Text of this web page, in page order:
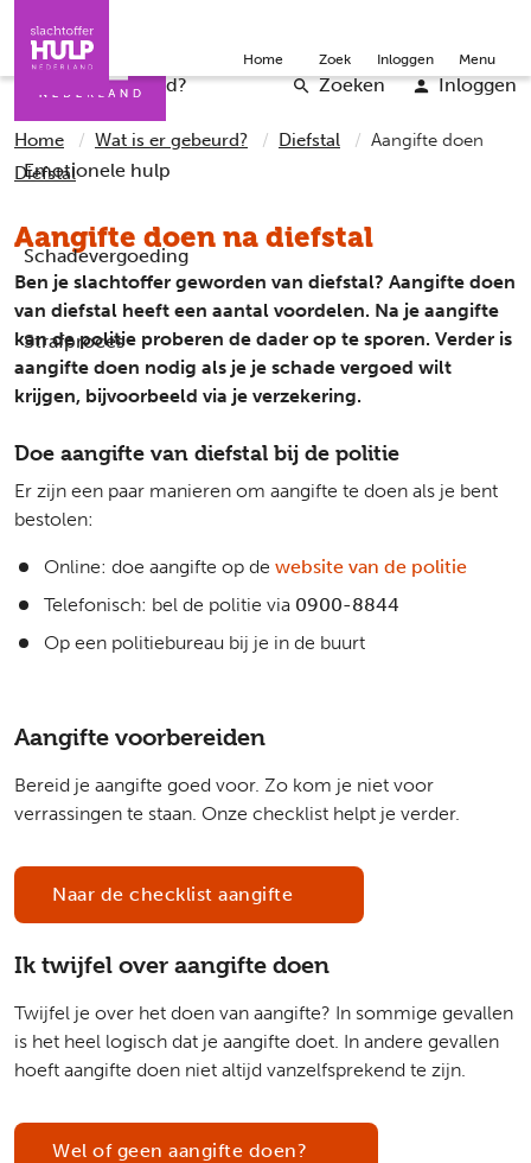
Iemand helpen Word vrijwilliger English
Wat is er gebeurd?
Emotionele hulp
Schadevergoeding
Strafproces
Zoeken Inloggen
Home Zoek Inloggen Menu
Home Wat is er gebeurd? Diefstal
Aangifte doen
Diefstal
Aangifte doen na diefstal
Ben je slachtoffer geworden van diefstal? Aangifte doen
van diefstal heeft een aantal voordelen. Na je aangifte
kan de politie proberen de dader op te sporen. Verder is
aangifte doen nodig als je je schade vergoed wilt
krijgen, bijvoorbeeld via je verzekering.
Doe aangifte van diefstal bij de politie
Er zijn een paar manieren om aangifte te doen als je bent
bestolen:
Online: doe aangifte op de website van de politie
Telefonisch: bel de politie via 0900-8844
Op een politiebureau bij je in de buurt
Aangifte voorbereiden
Bereid je aangifte goed voor. Zo kom je niet voor
verrassingen te staan. Onze checklist helpt je verder.
Naar de checklist aangifte
Ik twijfel over aangifte doen
Twijfel je over het doen van aangifte? In sommige gevallen
is het heel logisch dat je aangifte doet. In andere gevallen
hoeft aangifte doen niet altijd vanzelfsprekend te zijn.
Wel of geen aangifte doen?